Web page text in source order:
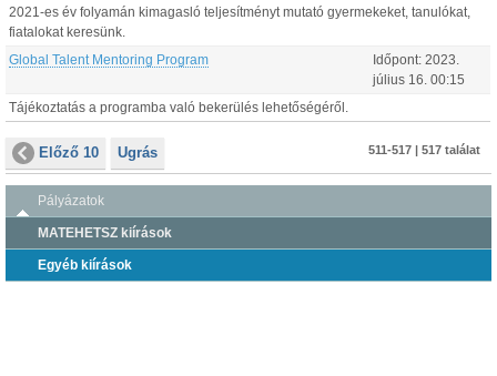
2021-es év folyamán kimagasló teljesítményt mutató gyermekeket, tanulókat,
fiatalokat keresünk.
Global Talent Mentoring Program Időpont: 2023.
július 16 00:15
Tájékoztatás a programba való bekerülés lehetőségéről.
Előző 10 Ugrás 511-517 | 517 találat
Pályázatok
MATEHETSZ kiírások
Egyéb kiírások